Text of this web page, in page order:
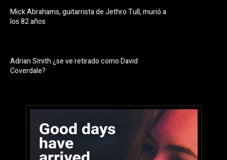
Mick Abrahams, guitarrista de Jethro Tull, murió a
los 82 años
Adrian Smith ¿se ve retirado como David
Coverdale?